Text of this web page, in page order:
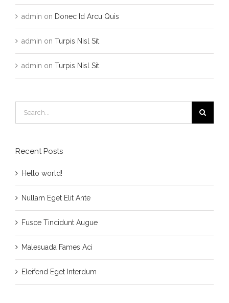
admin on Donec Id Arcu Quis
admin on Turpis Nisl Sit
admin on Turpis Nisl Sit
for:
Recent Posts
Hello world!
Nullam Eget Elit Ante
Fusce Tincidunt Augue
Malesuada Fames Aci
Eleifend Eget Interdum